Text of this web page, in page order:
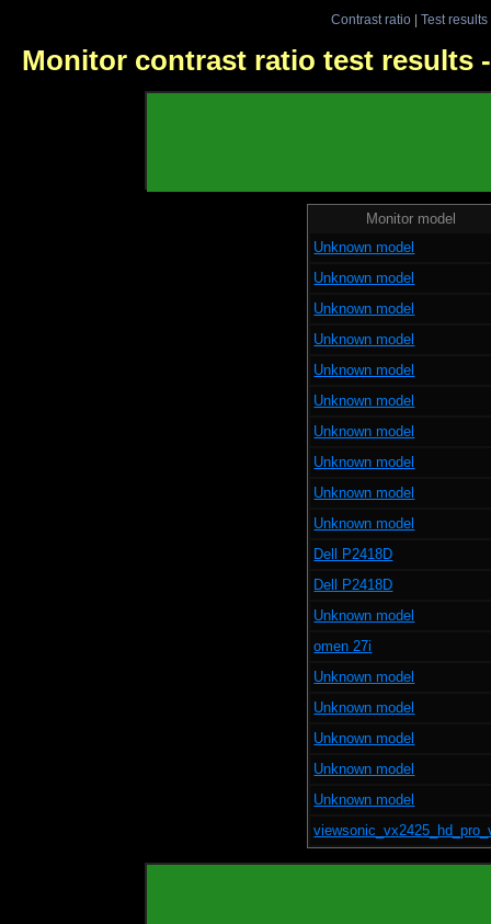
Contrast ratio| Test results
Monitor contrast ratio test results
Monitor model
Unknown model
Unknown model
Unknown model
Unknown model
Unknown model
Unknown model
Unknown model
Unknown model
Unknown model
Unknown model
Dell P2418D
Dell P2418D
Unknown model
omen 27i
Unknown model
Unknown model
Unknown model
Unknown model
Unknown model